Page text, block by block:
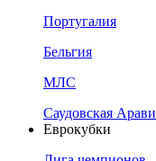
Португалия
Бельгия
МЛС
Саудовская
Еврокубки